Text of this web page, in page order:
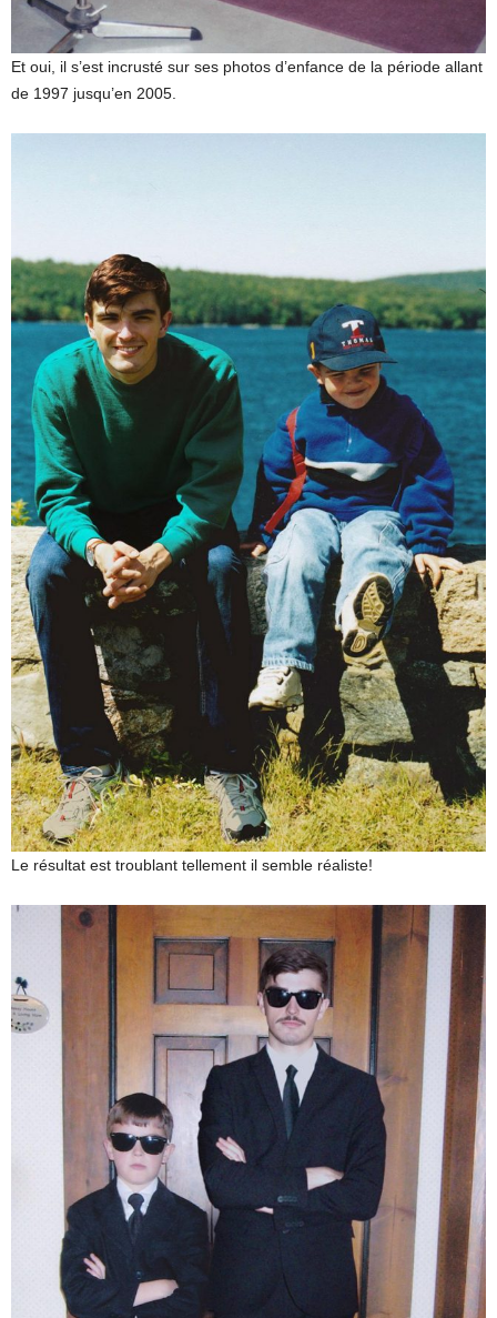
Et oui, il s’est incrusté sur ses photos d’enfance de la période allant
de 1997 jusqu’en 2005.
Le résultat est troublant tellement il semble réaliste!